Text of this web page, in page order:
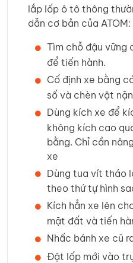
lắp lốp ô tô thông
dẫn cơ bản của ATOM:
Tìm chỗ đậu vững
để tiến hành.
Cố định xe bằng
số và chèn vật
Dùng kích xe để
không kích cao
bằng. Chỉ cần
xe
Dùng tua vít tháo
theo thứ tự hình
Kích hẳn xe lên
mặt đất và tiến
Nhấc bánh xe cũ
Đặt lốp mới vào